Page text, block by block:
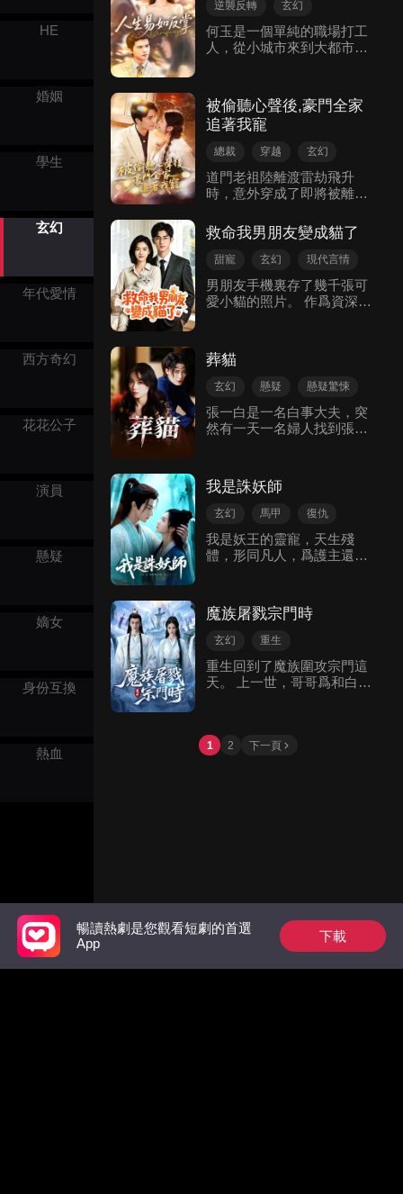
HE
婚姻
學生
玄幻
年代愛情
西方奇幻
花花公子
演員
懸疑
嫡女
身份互換
熱血
硯阻止，無法進食被誤會不
福的綢帶，墓碑被砸，情書
被指責，還遭葉婉兮撞劍誣
屈。 大軍凱旋消息傳來，宋
懷硯接戰報准備進宮。沈徽
甯城外等大軍，得知棺柩將
入城，平靜以對。百姓迎接
對趕來的宋懷硯，她毫無遺
憾地消散靈魂，告別痛苦過
指一算，才發現殷家氣運衰
單。為了拯救自己的墳頭，
老祖宗只能下凡，整治殷
逆襲反轉
玄幻
現代都市
何玉是一個單純的職場打工
人，從小城市來到大都市為
擔巨額賠償，而生活中也遇
到了海王，被騙財騙色。 她
走投無路，絕望之下，卻遇
到了一個神秘的占卜師。 占
卜師和她進行了交易，賣給
她一個玉枕。 她只要枕著這
個玉枕睡覺，就會在夢中，
玉枕的提前預知，利用第二
天來公司的總裁高鳴的接
觸，暫時洗刷了自己的冤
趕出了自己的家。 而之後，
她利用玉枕的預知能力，通
霸道總裁高鳴，富二代小奶
狗王棟，則被她吸引，為了
爭奪她而使出各種手段。 在
這人生易如反掌的美好中，
何金玉最終面臨人生最重要
的選擇。
被偷聽心聲後,豪門全家
追著我寵
總裁 穿越
玄幻
輕喜劇
團寵
現代言情
道門老祖陸離渡雷劫飛升
時，意外穿成了即將被離婚
票，不明所以陸離心裏吐槽
沈君越壹家悲慘的命運，卻
被沈君越全家偷聽到心聲。
天改命，揪出幕後凶手，成
功改寫全家結局。
救命我男朋友變成貓了
甜寵 玄幻 現代言情
男朋友手機裏存了幾千張可
愛小貓的照片。 作爲資深貓
四。 終於在我的軟磨硬泡之
下。 男朋友在出差前把貓送
到了我家。 小貓好可愛，我
的時候。 它變成了一個大帥
哥？
葬貓
玄幻 懸疑 懸疑驚悚
張一白是一名白事大夫，突
然有一天一名婦人找到張一
婦人家裡才知道是給猫辦葬
禮，張一白本想拒絕，可是
婦人給出了三萬塊，張一白
一白準備給女婦人的猫準備
喪事的時候，張一白的爺爺
一白一意孤行準備接受這個
葬禮張一白進了女婦人家開
始七天為猫咪守夜寄託亡
失了，並且一陣雷聲後，猫
咪的屍體出現在了女婦人床
我是誅妖師
玄幻 馬甲 復仇
我是妖王的靈寵，天生殘
體，形同凡人，爲護主還把
寵愛我，對我格外憐惜。 直
到聖女柳依衣被尋回，他縱
容她撕懷我誕辰的彩翎衣，
進萬獸窟九九八十一日，受
盡猛獸撕咬的痛楚。 命懸一
魔族屠戮宗門時
玄幻
重生
追妻火葬場
重生回到了魔族圍攻宗門這
天。 上一世，哥哥爲和白月
滅，白月光慘死，哥哥將我
1 2 下一頁
暢讀熱劇是您觀看短劇的首選
App
下載